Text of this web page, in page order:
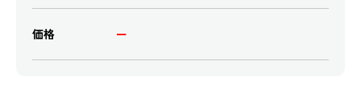
価格 ー